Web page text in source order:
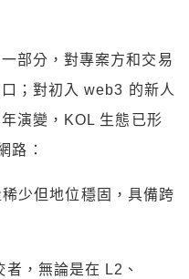
部分，對專案方和交易
；對初入 web3 的新人
演變，KOL 生態已形
路：
少但地位穩固，具備跨
，無論是在 L2、